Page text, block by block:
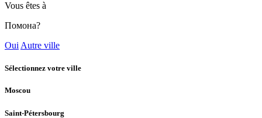
Vous êtes à
Помона?
Oui Autre ville
Sélectionnez votre ville
Moscou
Saint-Pétersbourg